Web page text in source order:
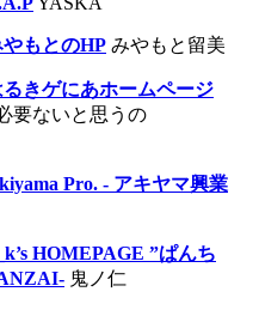
やもとのHP みやもと留美
るきゲにあホームページ
要ないと思うの
Pro. - アキヤマ興業
HOMEPAGE ”ぱんち
鬼ノ仁